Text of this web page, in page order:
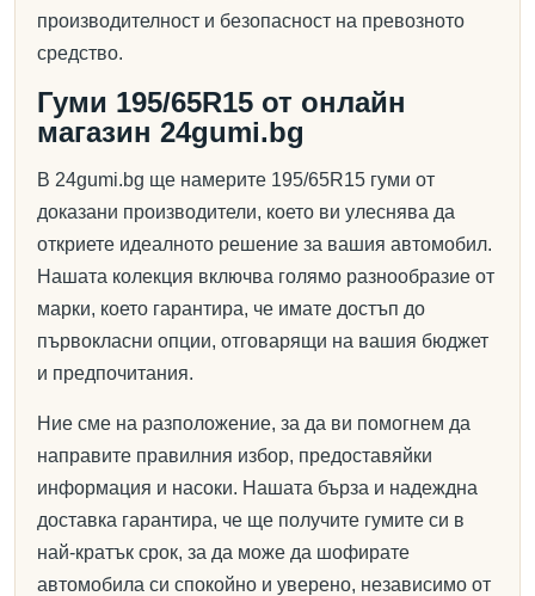
производителност и безопасност на превозното
средство.
Гуми 195/65R15 от онлайн
магазин 24gumi.bg
В 24gumi.bg ще намерите 195/65R15 гуми от
доказани производители, което ви улеснява да
откриете идеалното решение за вашия автомобил.
Нашата колекция включва голямо разнообразие от
марки, което гарантира, че имате достъп до
първокласни опции, отговарящи на вашия бюджет
и предпочитания.
Ние сме на разположение, за да ви помогнем да
направите правилния избор, предоставяйки
информация и насоки. Нашата бърза и надеждна
доставка гарантира, че ще получите гумите си в
най-кратък срок, за да може да шофирате
автомобила си спокойно и уверено, независимо от